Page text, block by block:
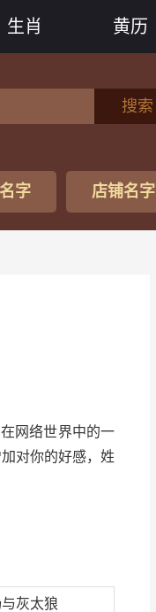
生肖 黄历
搜索
字 店铺名字
网络世界中的一
对你的好感，姓
灰太狼